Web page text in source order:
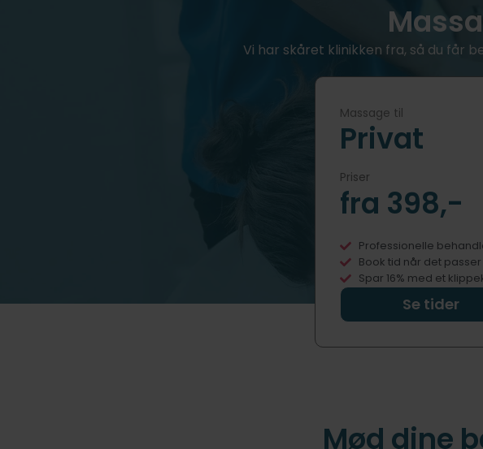
Vi har skåret klinikken fra, så du får
Massage til
Privat
Priser
fra 398,-
Professionelle
Book tid når det
Spar 16% med et
Se tider
Mød dine